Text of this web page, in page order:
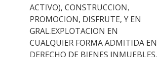
ACTIVO), CONSTRUCCION,
PROMOCION, DISFRUTE, Y EN
GRAL.EXPLOTACION EN
CUALQUIER FORMA ADMITIDA EN
DERECHO DE BIENES INMUEBLES.